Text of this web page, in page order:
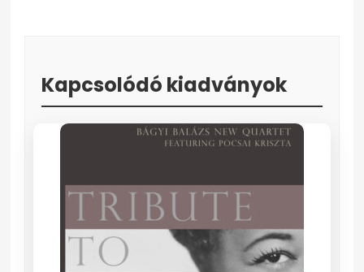
Kapcsolódó kiadványok